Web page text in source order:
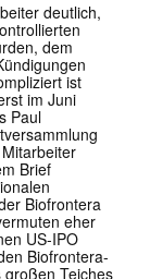
deutlich,
dem
ist
im Juni
Paul
Brief
Biofrontera
eher
US-IPO
Biofrontera-
Teiches